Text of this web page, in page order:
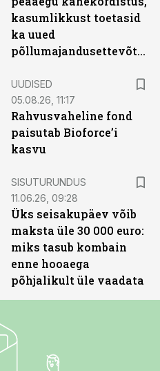
kasumlikkust toetasid
ka uued
põllumajandusettevõtted
UUDISED
05.08.26, 11:17
Rahvusvaheline fond
paisutab Bioforce’i
kasvu
SISUTURUNDUS
11.06.26, 09:28
Üks seisakupäev võib
maksta üle 30 000 euro:
miks tasub kombain
enne hooaega
põhjalikult üle vaadata